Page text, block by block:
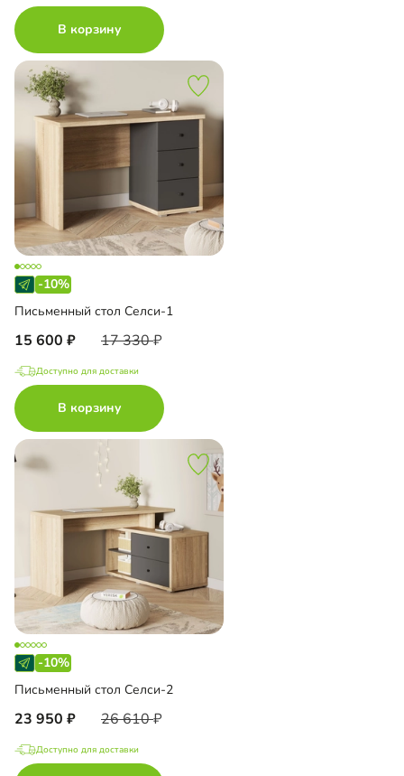
В корзину
-10%
Письменный стол Селси-1
15 600 17 330
Доступно для доставки
В корзину
-10%
Письменный стол Селси-2
23 950 26 610
Доступно для доставки